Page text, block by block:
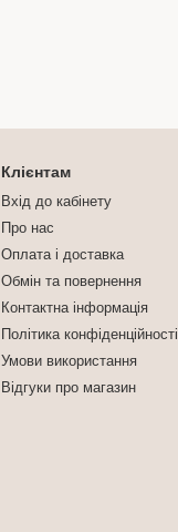
Клієнтам
Вхід до кабінету
Про нас
Оплата і доставка
Обмін та повернення
Контактна інформація
Політика конфіденційності
Умови використання
Відгуки про магазин